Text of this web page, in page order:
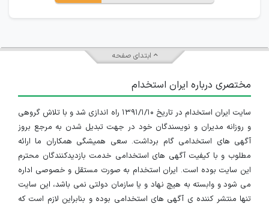
ابتدای صفحه
مختصری درباره ایران استخدام
سایت ایران استخدام در تاریخ ۱۳۹۱/۱/۱۰ راه اندازی شد و با تلاش گروهی
و روزانه مدیران و نویسندگان خود در جهت تبدیل شدن به مرجع بروز
آگهی های استخدامی گام برداشت. سعی همیشگی همکاران ما ارائه
مطلوب و با کیفیت آگهی های استخدامی خدمت بازدیدکنندگان محترم
این سایت بوده است. ایران استخدام به صورت مستقل و خصوصی اداره
می شود و وابسته به هیچ نهاد و یا سازمان دولتی نمی باشد، این سایت
تنها منتشر کننده ی آگهی های استخدامی بوده و بنابراین لازم است که